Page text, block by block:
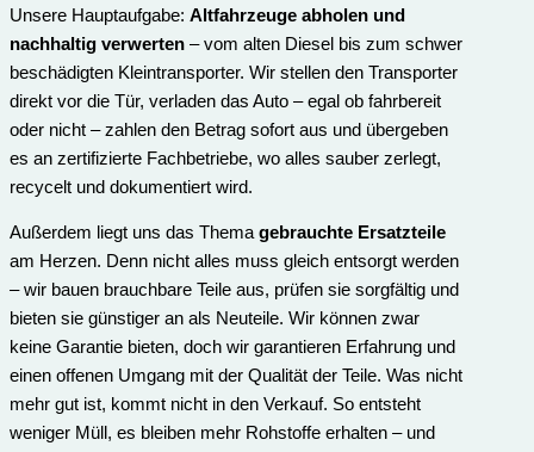
Unsere Hauptaufgabe: Altfahrzeuge abholen und
nachhaltig verwerten – vom alten Diesel bis zum schwer
beschädigten Kleintransporter. Wir stellen den Transporter
direkt vor die Tür, verladen das Auto – egal ob fahrbereit
oder nicht – zahlen den Betrag sofort aus und übergeben
es an zertifizierte Fachbetriebe, wo alles sauber zerlegt,
recycelt und dokumentiert wird.
Außerdem liegt uns das Themagebrauchte Ersatzteile
am Herzen. Denn nicht alles muss gleich entsorgt werden
– wir bauen brauchbare Teile aus, prüfen sie sorgfältig und
bieten sie günstiger an als Neuteile. Wir können zwar
keine Garantie bieten, doch wir garantieren Erfahrung und
einen offenen Umgang mit der Qualität der Teile. Was nicht
mehr gut ist, kommt nicht in den Verkauf. So entsteht
weniger Müll, es bleiben mehr Rohstoffe erhalten – und